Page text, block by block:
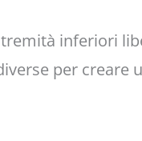
inferiori
per creare